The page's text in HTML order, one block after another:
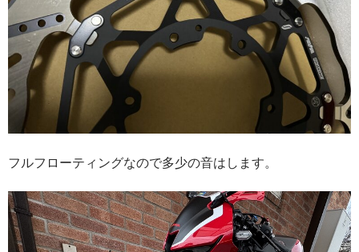
フルフローティングなので多少の音はします。